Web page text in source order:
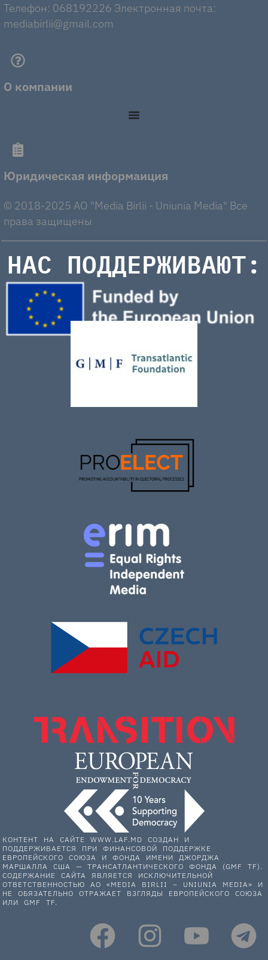
Телефон: 068192226 Электронная почта:
mediabirlii@gmail.com
О компании
Юридическая информаиция
© 2018-2025 AO "Media Birlii - Uniunia Media" Все
права защищены
НАС ПОДДЕРЖИВАЮТ:
КОНТЕНТ НА САЙТЕ WWW.LAF.MD СОЗДАН И
ПОДДЕРЖИВАЕТСЯ ПРИ ФИНАНСОВОЙ ПОДДЕРЖКЕ
ЕВРОПЕЙСКОГО СОЮЗА И ФОНДА ИМЕНИ ДЖОРДЖА
МАРШАЛЛА США — ТРАНСАТЛАНТИЧЕСКОГО ФОНДА (GMF TF).
СОДЕРЖАНИЕ САЙТА ЯВЛЯЕТСЯ ИСКЛЮЧИТЕЛЬНОЙ
ОТВЕТСТВЕННОСТЬЮ АО «MEDIA BIRLII – UNIUNIA MEDIA» И
НЕ ОБЯЗАТЕЛЬНО ОТРАЖАЕТ ВЗГЛЯДЫ ЕВРОПЕЙСКОГО СОЮЗА
ИЛИ GMF TF.